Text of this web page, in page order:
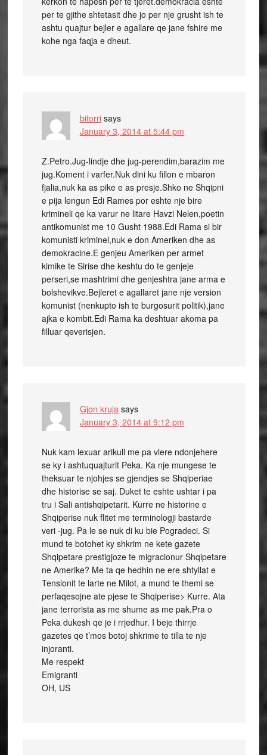
per te gjithe shtetasit dhe jo per nje grusht ish te
ashtu quajtur bejler e agallare qe jane fshire me
kohe nga faqja e dheut.
bitorri says
January 3, 2014 at 5:44 pm
Z.Petro.Jug-lindje dhe jug-perendim,barazim me
jug.Koment i varfer.Nuk dini ku fillon e mbaron
fjalia,nuk ka as pike e as presje.Shko ne Shqipni
e pija lengun Edi Rames por eshte nje bire
krimineli qe ka varur ne litare Havzi Nelen,poetin
antikomunist me 10 Gusht 1988.Edi Rama si bir
komunisti kriminel,nuk e don Ameriken dhe as
demokracine.E genjeu Ameriken per armet
kimike te Sirise dhe keshtu do te genjeje
perseri,se mashtrimi dhe genjeshtra jane arma e
bolshevikve.Bejleret e agallaret jane nje version
komunist (nenkupto ish te burgosurit politik),jane
ajka e kombit.Edi Rama ka deshtuar akoma pa
filluar qeverisjen.
Gjon kruja says
January 3, 2014 at 9:12 pm
Nuk kam lexuar arikull me pa vlere ndonjehere
se ky i ashtuquajturit Peka. Ka nje mungese te
theksuar te njohjes se gjendjes se Shqiperiae
dhe historise se saj. Duket te eshte ushtar i pa
tru i Sali antishqipetarit. Kurre ne historine e
Shqiperise nuk flitet me terminologji bastarde
veri -jug. Pa le se nuk di ku bie Pogradeci. Si
mund te botohet ky shkrim ne kete gazete
Shqipetare prestigjoze te migracionur Shqipetare
ne Amerike? Me ta qe hedhin ne ere shtyllat e
Tensionit te larte ne Milot, a mund te themi se
perfaqesojne ate pjese te Shqiperise> Kurre. Ata
jane terrorista as me shume as me pak.Pra o
Peka dukesh qe je i rrjedhur. I beje thirrje
gazetes qe t’mos botoj shkrime te tilla te nje
injoranti.
Me respekt
Emigranti
OH, US